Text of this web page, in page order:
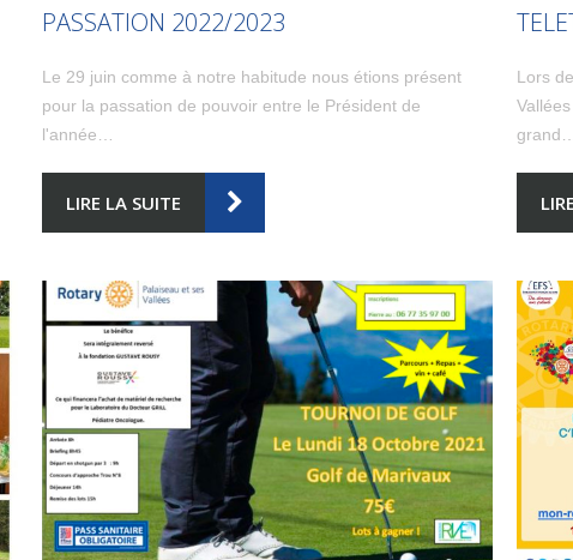
PASSATION 2022/2023
Le 29 juin comme à notre habitude nous étions présent
pour la passation de pouvoir entre le Président de
l'année…
LIRE LA SUITE
Lors
grand…